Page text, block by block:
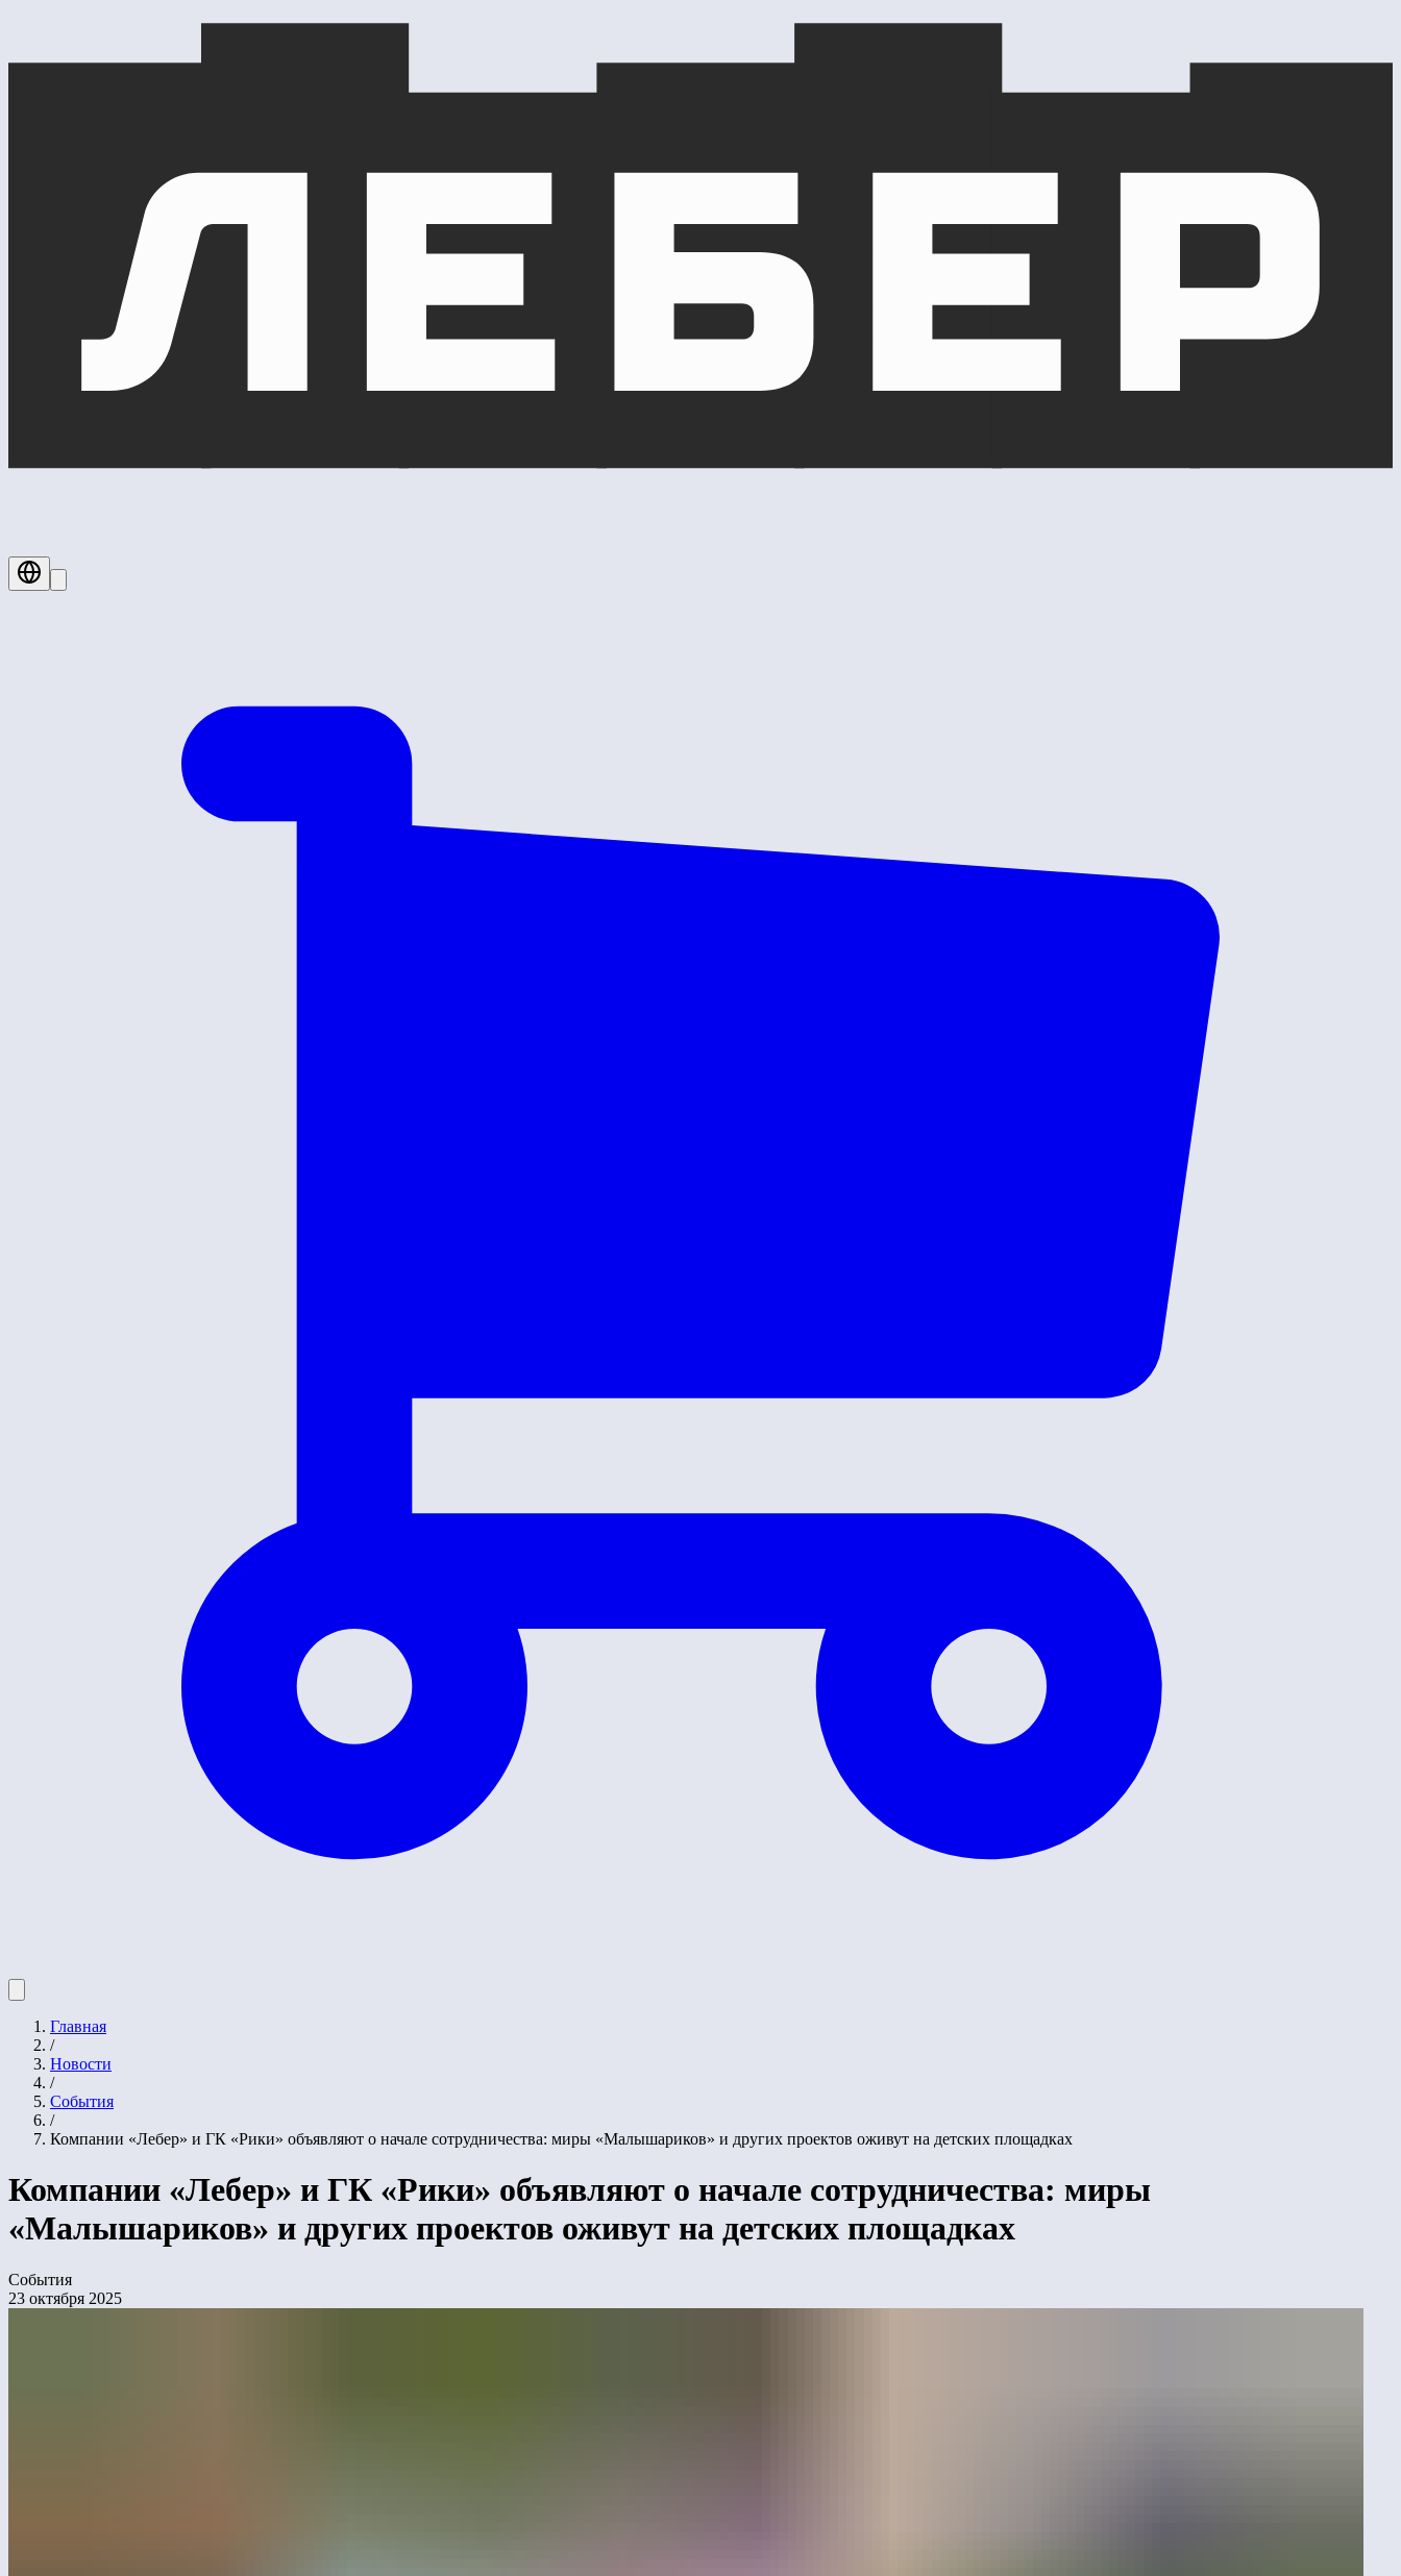
Главная
/
Новости
/
События
/
Компании «Лебер» и ГК «Рики» объявляют о начале сотрудничества: миры «Малышариков» и других проектов оживут на детских площадках
Компании «Лебер» и ГК «Рики» объявляют о начале сотрудничества: миры
«Малышариков» и других проектов оживут на детских площадках
События
23 октября 2025